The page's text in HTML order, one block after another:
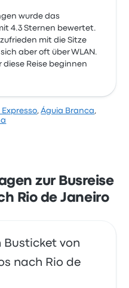
wurde das
4.3 Sternen bewertet.
mit die Sitze
aber oft über WLAN.
Reise beginnen
Expresso,Águia Branca,
zur Busreise
Rio de Janeiro
Busticket von
nach Rio de